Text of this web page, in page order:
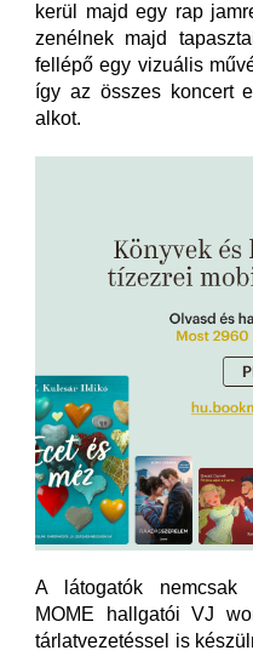
kerül majd egy rap
zenélnek majd
fellépő egy vizuális
így az összes koncert
alkot.
A látogatók nemcsak
MOME hallgatói VJ
tárlatvezetéssel is